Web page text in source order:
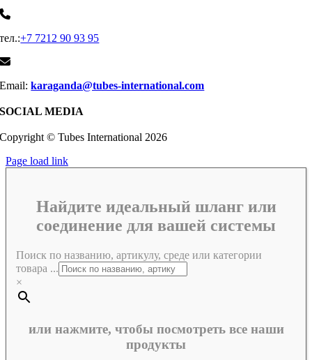
тел.:+7 7212 90 93 95
Email:karaganda@tubes-international.com
SOCIAL MEDIA
Copyright © Tubes International 2026
Page load link
Найдите идеальный шланг или
соединение для вашей системы
Поиск по названию, артикулу, среде или категории
товара ...
×
или нажмите, чтобы посмотреть все наши
продукты